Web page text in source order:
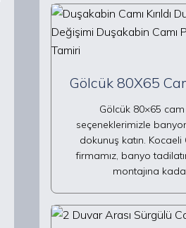
Gölcük 80X65
Gölcük 80×65
seçeneklerimizle
dokunuş katın.
firmamız, banyo
montajına